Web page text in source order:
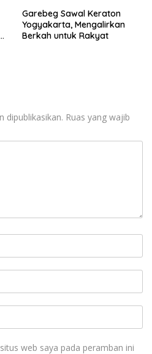
Garebeg Sawal Keraton
Yogyakarta, Mengalirkan
Berkah untuk Rakyat
dipublikasikan. Ruas yang wajib
web saya pada peramban ini